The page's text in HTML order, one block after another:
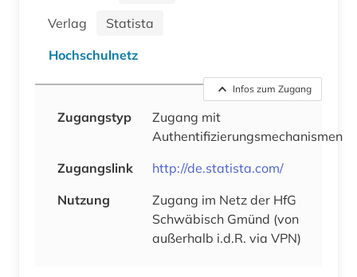
Verlag
Statista
Hochschulnetz
Infos zum Zugang
Zugangstyp
Zugang mit
Authentifizierungsmechanismen
Zugangslink
http://de.statista.com/
Nutzung
Zugang im Netz der HfG
Schwäbisch Gmünd (von
außerhalb i.d.R. via VPN)